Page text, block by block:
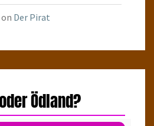
on Der Pirat
Ödland?